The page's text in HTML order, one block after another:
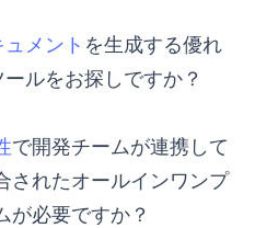
メント を生成する優れ
ルをお探しですか？
で開発チームが連携して
されたオールインワンプ
が必要ですか？